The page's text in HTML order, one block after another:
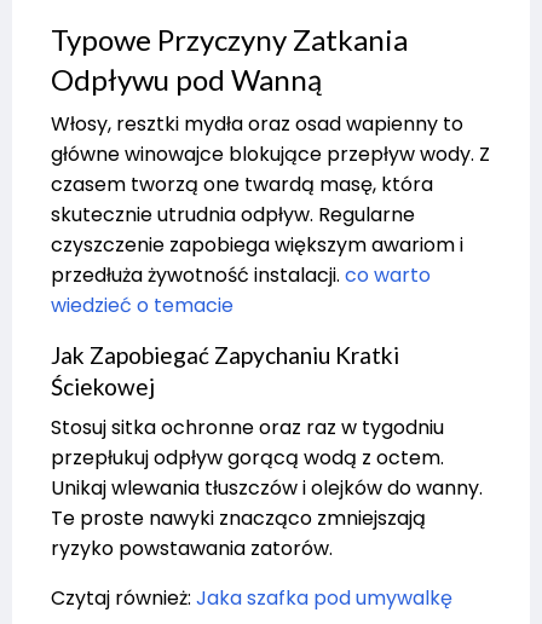
Typowe Przyczyny Zatkania
Odpływu pod Wanną
Włosy, resztki mydła oraz osad wapienny to
główne winowajce blokujące przepływ wody. Z
czasem tworzą one twardą masę, która
skutecznie utrudnia odpływ. Regularne
czyszczenie zapobiega większym awariom i
przedłuża żywotność instalacji. co warto
wiedzieć o temacie
Jak Zapobiegać Zapychaniu Kratki
Ściekowej
Stosuj sitka ochronne oraz raz w tygodniu
przepłukuj odpływ gorącą wodą z octem.
Unikaj wlewania tłuszczów i olejków do wanny.
Te proste nawyki znacząco zmniejszają
ryzyko powstawania zatorów.
Czytaj również: Jaka szafka pod umywalkę